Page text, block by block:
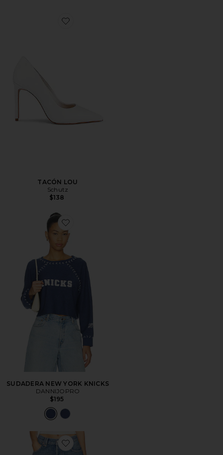
Favorite TACÓN LOU
TACÓN LOU
Schutz
$138
Favorite SUDADERA NEW YORK KNICKS
SUDADERA NEW YORK KNICKS
DANNIJOPRO
$195
Favorite x We The Free Montana Short